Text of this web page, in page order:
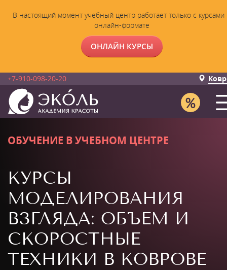
В настоящий момент учебный центр работает только с курсами
онлайн-формате
ОНЛАЙН КУРСЫ
+7-910-098-20-20
ОБУЧЕНИЕ В УЧЕБНОМ ЦЕНТРЕ
КУРСЫ
МОДЕЛИРОВАНИЯ
ВЗГЛЯДА: ОБЪЕМ И
СКОРОСТНЫЕ
ТЕХНИКИ В КОВРОВЕ